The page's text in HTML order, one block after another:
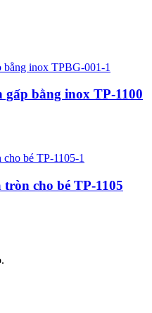
gấp bằng inox TP-1100
cho bé TP-1105